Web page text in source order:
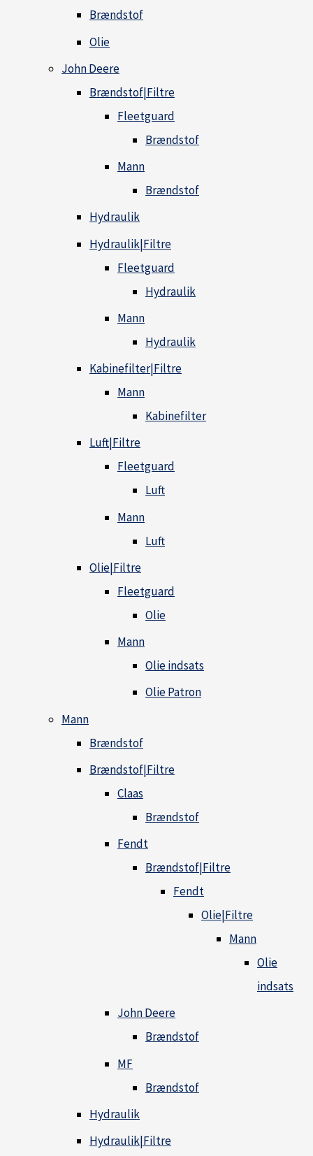
Brændstof
Olie
John Deere
Brændstof|Filtre
Fleetguard
Brændstof
Mann
Brændstof
Hydraulik
Hydraulik|Filtre
Fleetguard
Hydraulik
Mann
Hydraulik
Kabinefilter|Filtre
Mann
Kabinefilter
Luft|Filtre
Fleetguard
Luft
Mann
Luft
Olie|Filtre
Fleetguard
Olie
Mann
Olie indsats
Olie Patron
Mann
Brændstof
Brændstof|Filtre
Claas
Brændstof
Fendt
Brændstof|Filtre
Fendt
Olie|Filtre
Mann
Olie
indsats
John Deere
Brændstof
MF
Brændstof
Hydraulik
Hydraulik|Filtre